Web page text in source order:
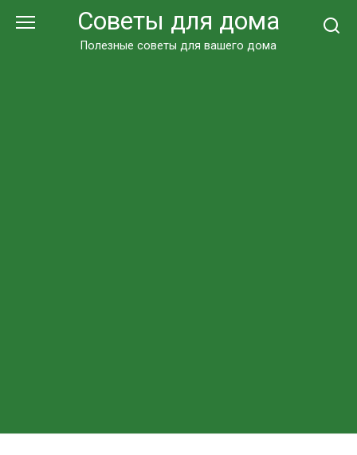
Советы для дома
Полезные советы для вашего дома